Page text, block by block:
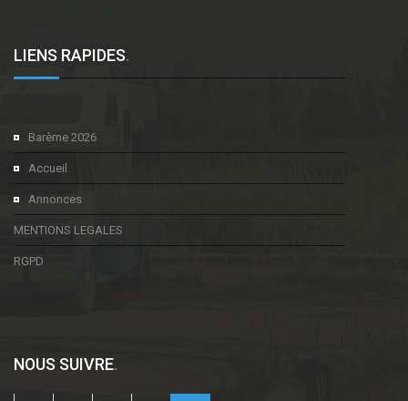
LIENS RAPIDES.
Barème 2026
Accueil
Annonces
MENTIONS LEGALES
RGPD
NOUS SUIVRE.